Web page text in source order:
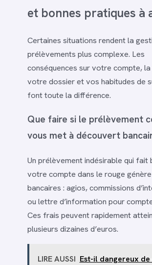
et bonnes pratiques à
Certaines situations rendent la
prélèvements plus complexe. Les
conséquences sur votre compte,
votre dossier et vos habitudes de
font toute la différence.
Que faire si le prélèvement
vous met à découvert
Un prélèvement indésirable qui fait
votre compte dans le rouge
bancaires : agios, commissions
ou lettre d’information pour
Ces frais peuvent rapidement
plusieurs dizaines d’euros.
LIRE AUSSI Est-il dangereux